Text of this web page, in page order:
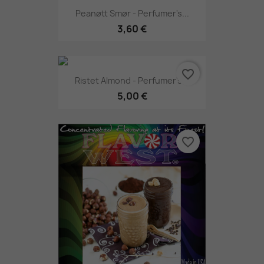
Peanøtt Smør - Perfumer's...
3,60 €
Ristet Almond - Perfumer's...
5,00 €
favorite_border
favorite_border